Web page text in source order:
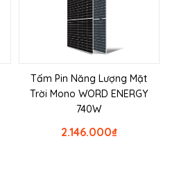
Tấm Pin Năng Lượng Mặt
Trời Mono WORD ENERGY
740W
₫
2.146.000